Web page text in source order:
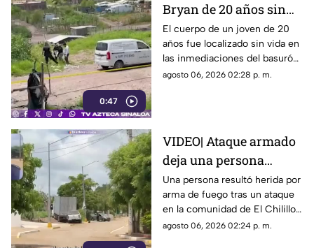
0:47
Bryan de 20 años sin
vida en inmediaciones
del basurón de
Culiacán
El cuerpo de un joven de 20
años fue localizado sin vida en
las inmediaciones del basurón
de Culiacán
agosto 06, 2026 02:28 p. m.
VIDEO| Ataque armado
deja una persona
herida en la
comunidad de El
Chilillo, en Mazatlán
Una persona resultó herida por
arma de fuego tras un ataque
en la comunidad de El Chilillo,
al norte de Mazatlán.
agosto 06, 2026 02:24 p. m.